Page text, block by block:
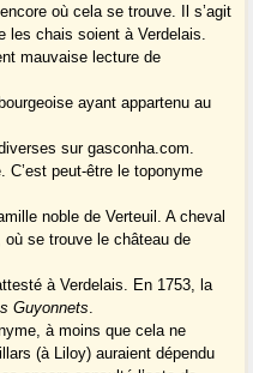
où cela se trouve. Il s’agit
les chais soient à Verdelais.
mauvaise lecture de
ayant appartenu au
sur gasconha.com.
C’est peut-être le toponyme
noble de Verteuil. A cheval
se trouve le château de
à Verdelais. En 1753, la
Guyonnets.
à moins que cela ne
(à Liloy) auraient dépendu